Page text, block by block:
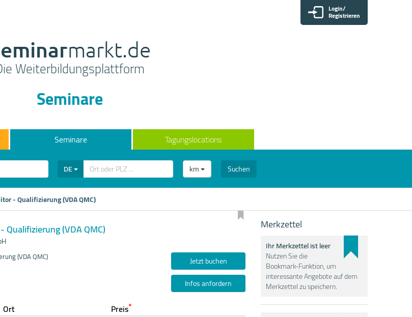
Login/
Registrieren
markt.de
Weiterbildungsplattform
Seminare
Seminare Tagungslocations
DE km Suchen
- Qualifizierung (VDA QMC)
(VDA QMC)
(VDA QMC)
Jetzt buchen
Infos anfordern
Ort Preis*
Merkzettel
Ihr Merkzettel ist leer
Nutzen Sie die
Bookmark-Funktion, um
interessante Angebote auf dem
Merkzettel zu speichern.